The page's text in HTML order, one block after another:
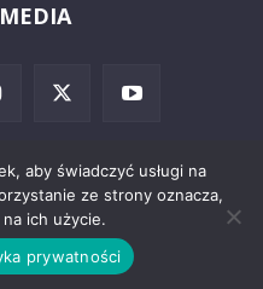
prawne
aby świadczyć usługi na
ze strony oznacza,
ich użycie.
prywatności